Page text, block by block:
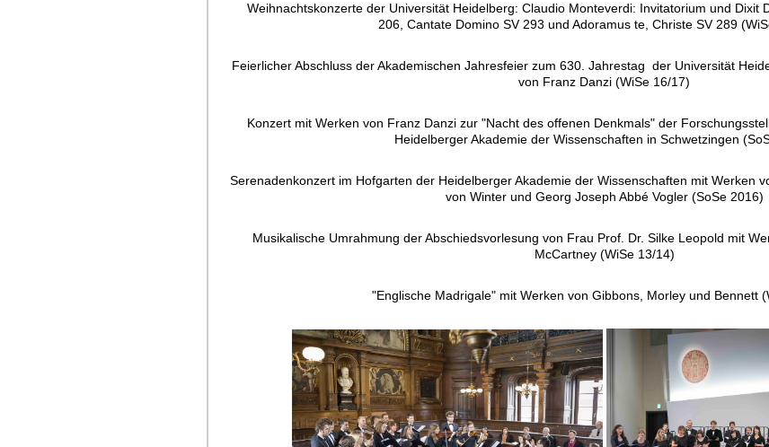
Weihnachtskonzerte der Universität Heidelberg: Claudio Monteverdi: Invitatorium und Dixit
206, Cantate Domino SV 293 und Adoramus te, Christe SV 289
Feierlicher Abschluss der Akademischen Jahresfeier zum 630. Jahrestag der Universität
von Franz Danzi (WiSe 16/17)
Konzert mit Werken von Franz Danzi zur "Nacht des offenen Denkmals" der
Heidelberger Akademie der Wissenschaften in Schwetzingen
Serenadenkonzert im Hofgarten der Heidelberger Akademie der Wissenschaften mit Werken
von Winter und Georg Joseph Abbé Vogler (SoSe 2016)
Musikalische Umrahmung der Abschiedsvorlesung von Frau Prof. Dr. Silke Leopold mit
McCartney (WiSe 13/14)
"Englische Madrigale" mit Werken von Gibbons, Morley und Bennett